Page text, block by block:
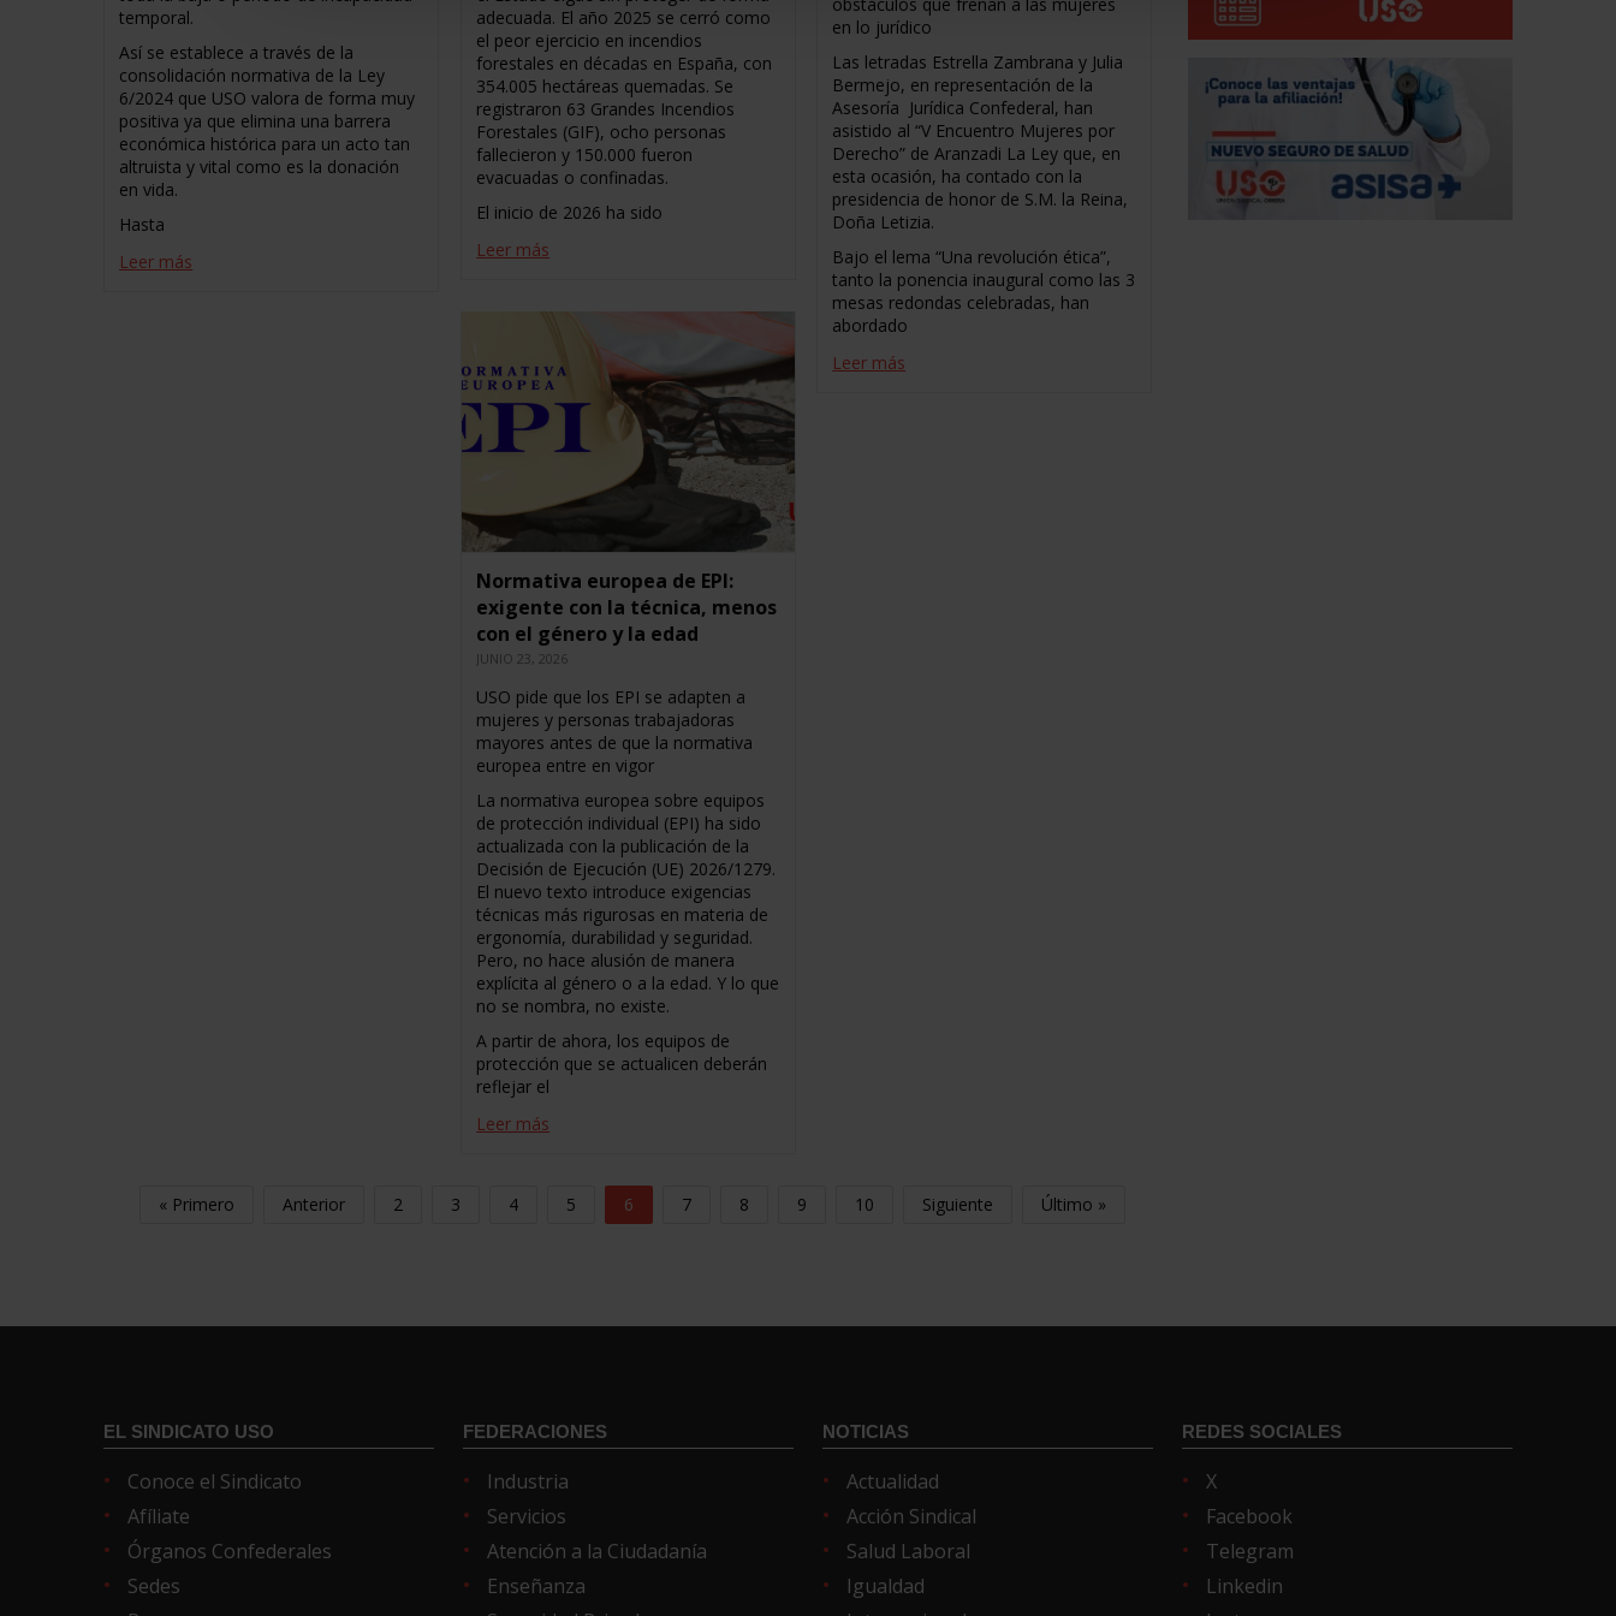
adecuada. El año 2025 se cerró como
el peor ejercicio en incendios
forestales en décadas en España, con
354.005 hectáreas quemadas. Se
registraron 63 Grandes Incendios
Forestales (GIF), ocho personas
fallecieron y 150.000 fueron
evacuadas o confinadas.
El inicio de 2026 ha sido
Leer más
temporal.
Así se establece a través de la
consolidación normativa de la Ley
6/2024 que USO valora de forma muy
positiva ya que elimina una barrera
económica histórica para un acto tan
altruista y vital como es la donación
en vida.
Hasta
Leer más
en lo jurídico
Las letradas Estrella Zambrana y Julia
Bermejo, en representación de la
Asesoría Jurídica Confederal, han
asistido al “V Encuentro Mujeres por
Derecho” de Aranzadi La Ley que, en
esta ocasión, ha contado con la
presidencia de honor de S.M. la Reina,
Doña Letizia.
Bajo el lema “Una revolución ética”,
tanto la ponencia inaugural como las 3
mesas redondas celebradas, han
abordado
Leer más
Normativa europea de EPI:
exigente con la técnica, menos
con el género y la edad
JUNIO 23, 2026
USO pide que los EPI se adapten a
mujeres y personas trabajadoras
mayores antes de que la normativa
europea entre en vigor
La normativa europea sobre equipos
de protección individual (EPI) ha sido
actualizada con la publicación de la
Decisión de Ejecución (UE) 2026/1279.
El nuevo texto introduce exigencias
técnicas más rigurosas en materia de
ergonomía, durabilidad y seguridad.
Pero, no hace alusión de manera
explícita al género o a la edad. Y lo que
no se nombra, no existe.
A partir de ahora, los equipos de
protección que se actualicen deberán
reflejar el
Leer más
« Primero Anterior 2 3 4 5 6 7 8 9 10 Siguiente Último »
EL SINDICATO USO
Conoce el Sindicato
Afíliate
Órganos Confederales
Sedes
FEDERACIONES
Industria
Servicios
Atención a la Ciudadanía
Enseñanza
NOTICIAS
Actualidad
Acción Sindical
Salud Laboral
Igualdad
REDES SOCIALES
X
Facebook
Telegram
Linkedin